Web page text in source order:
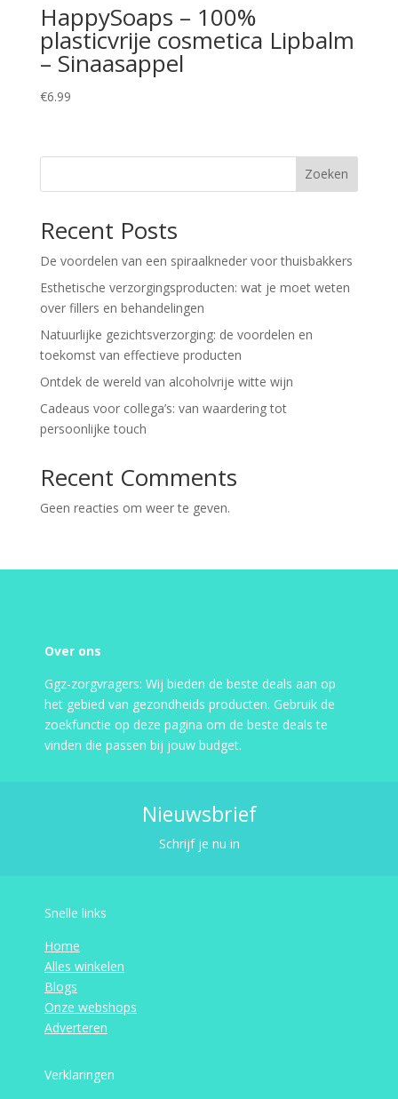
HappySoaps – 100%
plasticvrije cosmetica Lipbalm
– Sinaasappel
€6.99
Zoeken
Recent Posts
De voordelen van een spiraalkneder voor thuisbakkers
Esthetische verzorgingsproducten: wat je moet weten
over fillers en behandelingen
Natuurlijke gezichtsverzorging: de voordelen en
toekomst van effectieve producten
Ontdek de wereld van alcoholvrije witte wijn
Cadeaus voor collega’s: van waardering tot
persoonlijke touch
Recent Comments
Geen reacties om weer te geven.
Over ons
Ggz-zorgvragers: Wij bieden de beste deals aan op
het gebied van gezondheids producten. Gebruik de
zoekfunctie op deze pagina om de beste deals te
vinden die passen bij jouw budget.
Nieuwsbrief
Schrijf je nu in
Snelle links
Home
Alles winkelen
Blogs
Onze webshops
Adverteren
Verklaringen